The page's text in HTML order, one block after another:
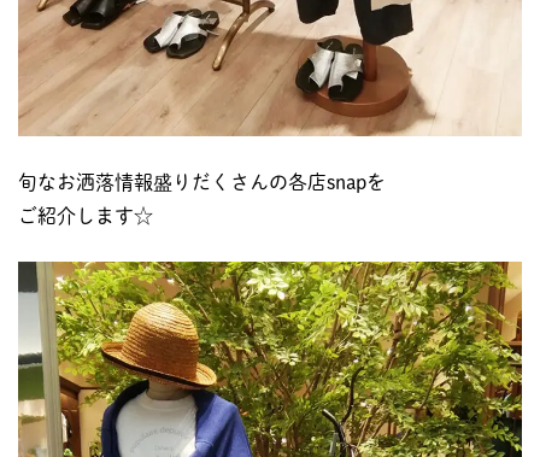
旬なお洒落情報盛りだくさんの各店snapを
ご紹介します☆